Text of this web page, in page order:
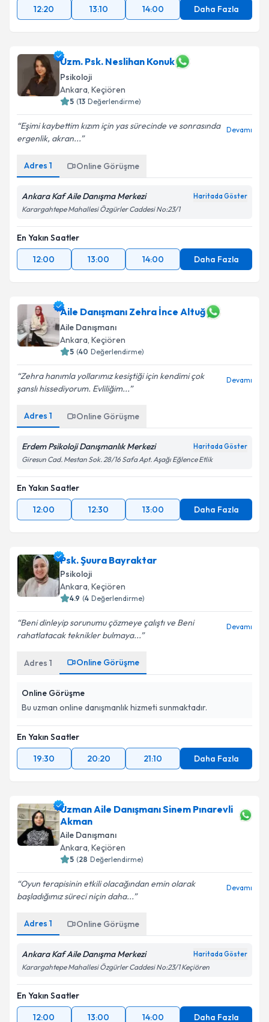
12:20
13:10 14:00 Daha Fazla
Uzm. Psk. Neslihan Konuk
Psikoloji
Ankara, Keçiören
5 (13 Değerlendirme)
Eşimi kaybettim kızım için yas sürecinde ve sonrasında
ergenlik, akran...
Devamı
Adres 1 Online Görüşme
Ankara Kaf Aile Danışma Merkezi Haritada Göster
Karargahtepe Mahallesi Özgürler Caddesi No:23/1
En Yakın Saatler
12:00
13:00 14:00 Daha Fazla
Aile Danışmanı Zehra İnce Altuğ
Aile Danışmanı
Ankara, Keçiören
5 (40 Değerlendirme)
Zehra hanımla yollarımız kesiştiği için kendimi çok
şanslı hissediyorum. Evliliğim...
Devamı
Adres 1 Online Görüşme
Erdem Psikoloji Danışmanlık Merkezi Haritada Göster
Giresun Cad. Mestan Sok. 28/16 Safa Apt. Aşağı Eğlence Etlik
En Yakın Saatler
12:00
12:30 13:00 Daha Fazla
Psk. Şuura Bayraktar
Psikoloji
Ankara, Keçiören
4.9 (4 Değerlendirme)
Beni dinleyip sorunumu çözmeye çalıştı ve Beni
rahatlatacak teknikler bulmaya...
Devamı
Adres 1 Online Görüşme
Online Görüşme
Bu uzman online danışmanlık hizmeti sunmaktadır.
En Yakın Saatler
19:30
20:20 21:10 Daha Fazla
Uzman Aile Danışmanı Sinem Pınarevli
Akman
Aile Danışmanı
Ankara, Keçiören
5 (28 Değerlendirme)
Oyun terapisinin etkili olacağından emin olarak
başladığımız süreci niçin daha...
Devamı
Adres 1 Online Görüşme
Ankara Kaf Aile Danışma Merkezi Haritada Göster
Karargahtepe Mahallesi Özgürler Caddesi No:23/1 Keçiören
En Yakın Saatler
12:00
13:00 14:00 Daha Fazla